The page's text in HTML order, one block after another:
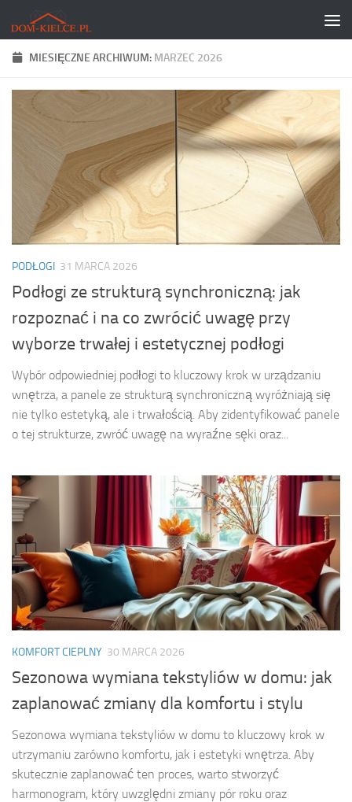
Skip to content
MIESIĘCZNE ARCHIWUM: MARZEC 2026
PODŁOGI 31 MARCA 2026
Podłogi ze strukturą synchroniczną: jak
rozpoznać i na co zwrócić uwagę przy
wyborze trwałej i estetycznej podłogi
Wybór odpowiedniej podłogi to kluczowy krok w urządzaniu
wnętrza, a panele ze strukturą synchroniczną wyróżniają się
nie tylko estetyką, ale i trwałością. Aby zidentyfikować panele
o tej strukturze, zwróć uwagę na wyraźne sęki oraz...
KOMFORT CIEPLNY 30 MARCA 2026
Sezonowa wymiana tekstyliów w domu: jak
zaplanować zmiany dla komfortu i stylu
Sezonowa wymiana tekstyliów w domu to kluczowy krok w
utrzymaniu zarówno komfortu, jak i estetyki wnętrza. Aby
skutecznie zaplanować ten proces, warto stworzyć
harmonogram, który uwzględni zmiany pór roku oraz